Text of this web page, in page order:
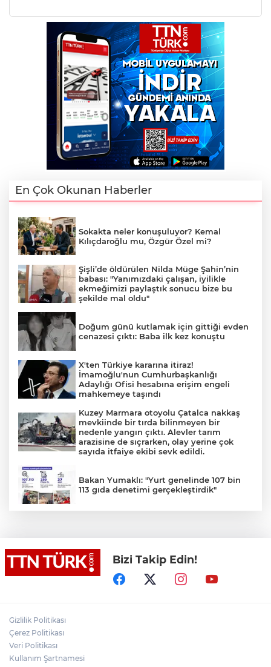
En Çok Okunan Haberler
Sokakta neler konuşuluyor? Kemal
Kılıçdaroğlu mu, Özgür Özel mi?
Şişli’de öldürülen Nilda Müge Şahin’nin
babası: "Yanımızdaki çalışan, iyilikle
ekmeğimizi paylaştık sonucu bize bu
şekilde mal oldu"
Doğum günü kutlamak için gittiği evden
cenazesi çıktı: Baba ilk kez konuştu
X'ten Türkiye kararına itiraz!
İmamoğlu'nun Cumhurbaşkanlığı
Adaylığı Ofisi hesabına erişim engeli
mahkemeye taşındı
Kuzey Marmara otoyolu Çatalca nakkaş
mevkiinde bir tırda bilinmeyen bir
nedenle yangın çıktı. Alevler tarım
arazisine de sıçrarken, olay yerine çok
sayıda itfaiye ekibi sevk edildi.
Bakan Yumaklı: "Yurt genelinde 107 bin
113 gıda denetimi gerçekleştirdik"
başladı
İran: "Umman ile Hürmüz Boğazı’ndaki
deniz ulaşım güzergahının coğrafi
Bizi Takip Edin!
Gizlilik Politikası
Çerez Politikası
Veri Politikası
Kullanım Şartnamesi